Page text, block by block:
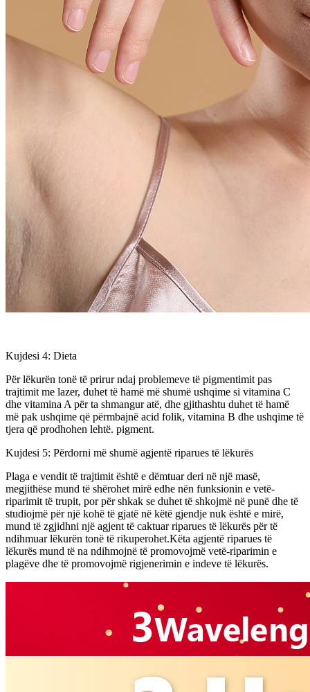
Kujdesi 4: Dieta
Për lëkurën tonë të prirur ndaj problemeve të pigmentimit pas
trajtimit me lazer, duhet të hamë më shumë ushqime si vitamina C
dhe vitamina A për ta shmangur atë, dhe gjithashtu duhet të hamë
më pak ushqime që përmbajnë acid folik, vitamina B dhe ushqime të
tjera që prodhohen lehtë. pigment.
Kujdesi 5: Përdorni më shumë agjentë riparues të lëkurës
Plaga e vendit të trajtimit është e dëmtuar deri në një masë,
megjithëse mund të shërohet mirë edhe nën funksionin e vetë-
riparimit të trupit, por për shkak se duhet të shkojmë në punë dhe të
studiojmë për një kohë të gjatë në këtë gjendje nuk është e mirë,
mund të zgjidhni një agjent të caktuar riparues të lëkurës për të
ndihmuar lëkurën tonë të rikuperohet.Këta agjentë riparues të
lëkurës mund të na ndihmojnë të promovojmë vetë-riparimin e
plagëve dhe të promovojmë rigjenerimin e indeve të lëkurës.